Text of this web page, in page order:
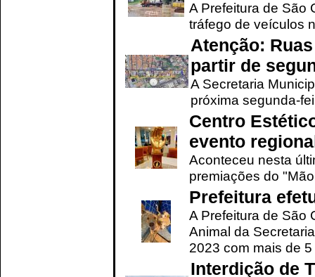
A Prefeitura de São
tráfego de veículos
Atenção:
partir de
A Secretaria
próxima segunda-
Centro
evento
Aconteceu nesta
premiações do
Prefeitura
A Prefeitura de São
Animal da
2023 com mais de 5
Interdição de